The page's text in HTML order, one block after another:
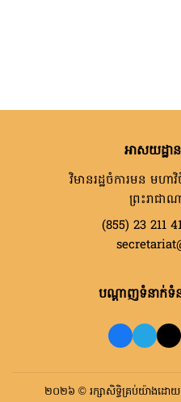
អាសយដ្ឋា
វិមានរដ្ឋចំការមន មហា
ព្រះរាជា
(855) 23 211
បណ្តាញទំនាក់ទំ
២០២៦ © រក្សាសិទ្ធិគ្រប់យ៉ាងដោយ ព្